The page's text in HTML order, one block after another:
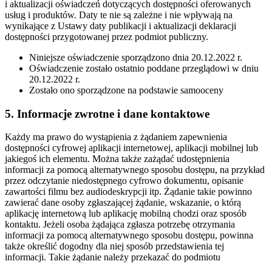
i aktualizacji oświadczeń dotyczących dostępności oferowanych
usług i produktów. Daty te nie są zależne i nie wpływają na
wynikające z Ustawy daty publikacji i aktualizacji deklaracji
dostępności przygotowanej przez podmiot publiczny.
Niniejsze oświadczenie sporządzono dnia 20.12.2022 r.
Oświadczenie zostało ostatnio poddane przeglądowi w dniu
20.12.2022 r.
Zostało ono sporządzone na podstawie samooceny
5. Informacje zwrotne i dane kontaktowe
Każdy ma prawo do wystąpienia z żądaniem zapewnienia
dostępności cyfrowej aplikacji internetowej, aplikacji mobilnej lub
jakiegoś ich elementu. Można także zażądać udostępnienia
informacji za pomocą alternatywnego sposobu dostępu, na przykład
przez odczytanie niedostępnego cyfrowo dokumentu, opisanie
zawartości filmu bez audiodeskrypcji itp. Żądanie takie powinno
zawierać dane osoby zgłaszającej żądanie, wskazanie, o którą
aplikację internetową lub aplikację mobilną chodzi oraz sposób
kontaktu. Jeżeli osoba żądająca zgłasza potrzebę otrzymania
informacji za pomocą alternatywnego sposobu dostępu, powinna
także określić dogodny dla niej sposób przedstawienia tej
informacji. Takie żądanie należy przekazać do podmiotu